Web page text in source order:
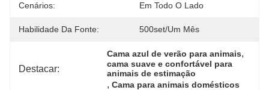
Cenários: Em Todo O Lado
Habilidade Da Fonte: 500set/um Mês
Destacar:
Cama azul de verão para animais,
cama suave e confortável para
animais de estimação
, Cama para animais domésticos